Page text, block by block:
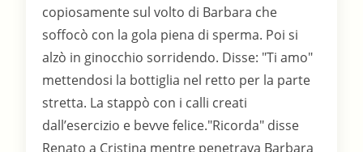
copiosamente sul volto di Barbara che
soffocò con la gola piena di sperma. Poi si
alzò in ginocchio sorridendo. Disse: "Ti amo"
mettendosi la bottiglia nel retto per la parte
stretta. La stappò con i calli creati
dall’esercizio e bevve felice."Ricorda" disse
Renato a Cristina mentre penetrava Barbara